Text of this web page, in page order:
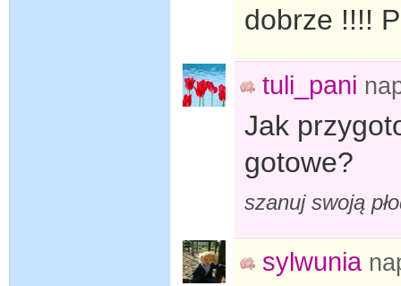
dobrze !!!!
tuli_pani
Jak
gotowe?
szanuj swoją
sylwunia